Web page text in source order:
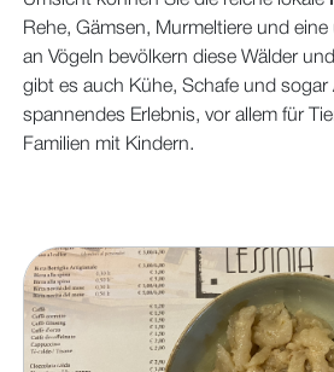
Rehe, Gämsen, Murmeltiere und eine
an Vögeln bevölkern diese Wälder
gibt es auch Kühe, Schafe und sogar
spannendes Erlebnis, vor allem für
Familien mit Kindern.